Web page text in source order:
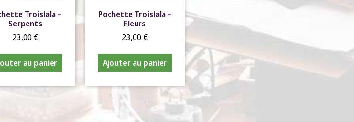
Troislala –
Serpents
23,00 €
au panier
Pochette Troislala –
Fleurs
23,00 €
Ajouter au panier